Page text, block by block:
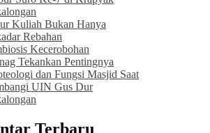
Kuliah Bukan Hanya
Rebahan
Kecerobohan
Tekankan Pentingnya
dan Fungsi Masjid Saat
UIN Gus Dur
Terbaru